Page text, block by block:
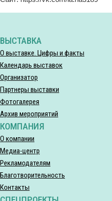
ВЫСТАВКА
О выставке. Цифры и факты
Календарь выставок
Организатор
Партнеры выставки
Фотогалерея
Архив мероприятий
КОМПАНИЯ
О компании
Медиа-центр
Рекламодателям
Благотворительность
Контакты